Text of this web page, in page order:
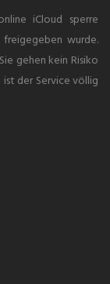
iCloud sperre
wurde.
gehen kein Risiko
ist der Service völlig